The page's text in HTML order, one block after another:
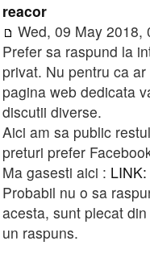
reacor
Wed, 09 May 2018,
Prefer sa raspund la
privat. Nu pentru ca
pagina web dedicata
discutii diverse.
Aici am sa public
preturi prefer
Ma gasesti aici :
Probabil nu o sa
acesta, sunt plecat
un raspuns.